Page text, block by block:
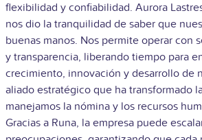
flexibilidad y confiabilidad. Aurora
nos dio la tranquilidad de saber que
buenas manos. Nos permite operar con
y transparencia, liberando tiempo para
crecimiento, innovación y desarrollo de
aliado estratégico que ha transformado
manejamos la nómina y los recursos
Gracias a Runa, la empresa puede